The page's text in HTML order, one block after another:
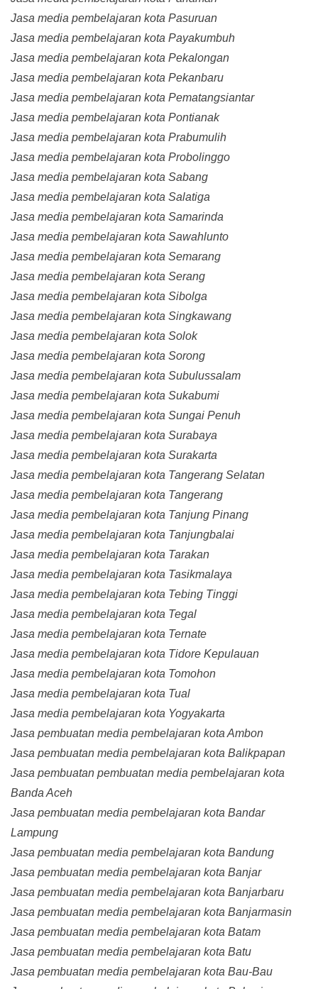
Jasa media pembelajaran kota Pasuruan
Jasa media pembelajaran kota Payakumbuh
Jasa media pembelajaran kota Pekalongan
Jasa media pembelajaran kota Pekanbaru
Jasa media pembelajaran kota Pematangsiantar
Jasa media pembelajaran kota Pontianak
Jasa media pembelajaran kota Prabumulih
Jasa media pembelajaran kota Probolinggo
Jasa media pembelajaran kota Sabang
Jasa media pembelajaran kota Salatiga
Jasa media pembelajaran kota Samarinda
Jasa media pembelajaran kota Sawahlunto
Jasa media pembelajaran kota Semarang
Jasa media pembelajaran kota Serang
Jasa media pembelajaran kota Sibolga
Jasa media pembelajaran kota Singkawang
Jasa media pembelajaran kota Solok
Jasa media pembelajaran kota Sorong
Jasa media pembelajaran kota Subulussalam
Jasa media pembelajaran kota Sukabumi
Jasa media pembelajaran kota Sungai Penuh
Jasa media pembelajaran kota Surabaya
Jasa media pembelajaran kota Surakarta
Jasa media pembelajaran kota Tangerang Selatan
Jasa media pembelajaran kota Tangerang
Jasa media pembelajaran kota Tanjung Pinang
Jasa media pembelajaran kota Tanjungbalai
Jasa media pembelajaran kota Tarakan
Jasa media pembelajaran kota Tasikmalaya
Jasa media pembelajaran kota Tebing Tinggi
Jasa media pembelajaran kota Tegal
Jasa media pembelajaran kota Ternate
Jasa media pembelajaran kota Tidore Kepulauan
Jasa media pembelajaran kota Tomohon
Jasa media pembelajaran kota Tual
Jasa media pembelajaran kota Yogyakarta
Jasa pembuatan media pembelajaran kota Ambon
Jasa pembuatan media pembelajaran kota Balikpapan
Jasa pembuatan pembuatan media pembelajaran kota
Banda Aceh
Jasa pembuatan media pembelajaran kota Bandar
Lampung
Jasa pembuatan media pembelajaran kota Bandung
Jasa pembuatan media pembelajaran kota Banjar
Jasa pembuatan media pembelajaran kota Banjarbaru
Jasa pembuatan media pembelajaran kota Banjarmasin
Jasa pembuatan media pembelajaran kota Batam
Jasa pembuatan media pembelajaran kota Batu
Jasa pembuatan media pembelajaran kota Bau-Bau